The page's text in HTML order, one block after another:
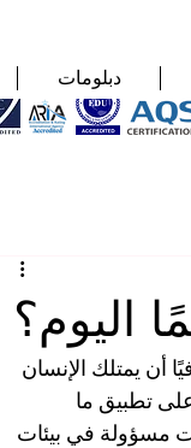
دبلومات
اليوم؟
أن يمتلك الإنسان
تطبيق ما
مسؤولة في بيئات